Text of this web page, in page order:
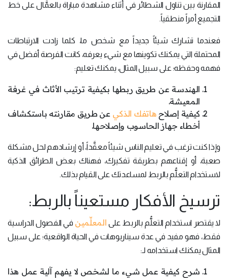
المقارنة بين تناول الشطائر في أثناء مشاهدة مباراة بالعمَّال على خط
التجميع أمراً منطقياً.
فعندما تشارك شيئاً جديداً مع شخص ما، كلما زادت الارتباطات
المحتملة التي يمكنك تكوينها مع شيء يعرفه، كانت الفرصة أفضل في
فهمه وحفظه؛ على سبيل المثال، يمكنك تعليم:
الهندسة عن طريق ربطها بكيفية ترتيب الأثاث في غرفة
المعيشة.
كيفية إصلاح هاتفك الذكي عن طريق مقارنته باستكشاف
أخطاء جهاز الحاسوب وإصلاحها.
وإذا كنت ترغب في تعليم الناس شيئاً معقَّداً، أو إرشادهم لحل مشكلة
صعبة، أو إقناعهم بطريقة تفكيرك، فهناك بعض الطرائق الذكية
لاستخدام التعلُّم بالربط لمساعدتك على القيام بذلك.
ترسيخ الأفكار مستعيناً بالربط:
لا يقتصر استخدام التعلُّم بالربط على المعلِّمين في الفصول الدراسية
فقط، فهو مفيد في عدة سيناريوهات في الحياة الواقعية؛ على سبيل
المثال يمكنك استخدامه لـ:
شرح كيفية عمل شيء ما لشخص لا يفهم آلية عمل هذا